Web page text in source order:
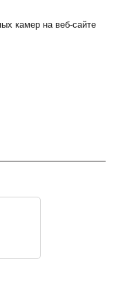
камер на веб-сайте